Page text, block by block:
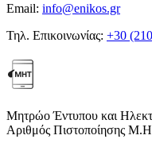
Email: info@enikos.gr
Τηλ. Επικοινωνίας: +30
Μητρώο Έντυπου και
Αριθμός Πιστοποίησης